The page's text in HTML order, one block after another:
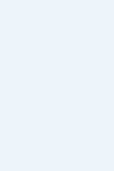
odhalit
škodě.
nových
indexaci